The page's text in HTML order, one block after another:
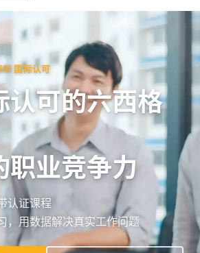
国际认可
认可的六西格
职业竞争力
认证课程
，用数据解决真实工作问题